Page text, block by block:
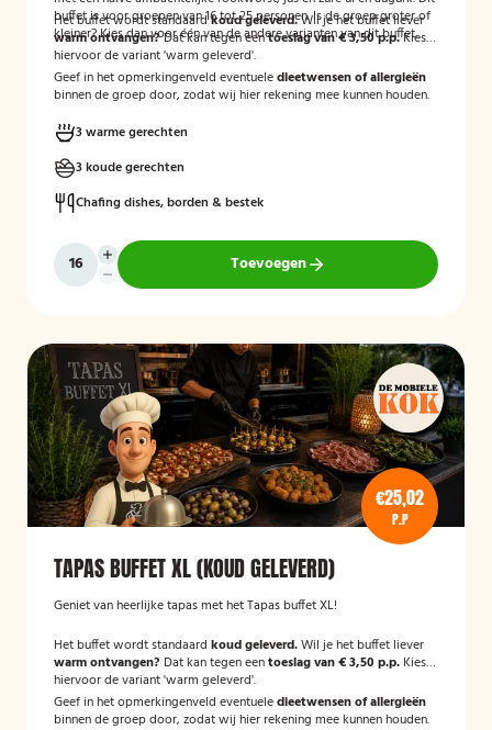
buffet is voor groepen van 16 tot 25 personen. Is de groep groter of
kleiner? Kies dan voor één van de andere varianten van dit buffet.
Het buffet wordt standaardkoud geleverd.Wil je het buffet liever
warm ontvangen?Dat kan tegen eentoeslag van € 3,50 p.p.Kies
hiervoor de variant 'warm geleverd'.
Geef in het opmerkingenveld eventueledieetwensen of allergieën
binnen de groep door, zodat wij hier rekening mee kunnen houden.
3 warme gerechten
3 koude gerechten
Chafing dishes, borden & bestek
Toevoegen
€25,02
P.P
TAPAS BUFFET XL (KOUD GELEVERD)
Geniet van heerlijke tapas met het Tapas buffet XL!
Het buffet wordt standaard koud geleverd.Wil je het buffet liever
warm ontvangen? Dat kan tegen eentoeslag van € 3,50 p.p. Kies
hiervoor de variant 'warm geleverd'.
Geef in het opmerkingenveld eventueledieetwensen of allergieën
binnen de groep door, zodat wij hier rekening mee kunnen houden.